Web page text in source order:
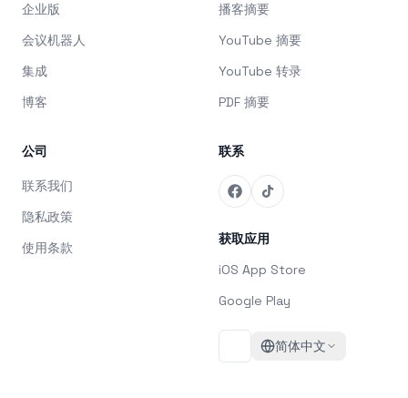
企业版
会议机器人
集成
博客
播客摘要
YouTube 摘要
YouTube 转录
PDF 摘要
公司
联系我们
隐私政策
使用条款
联系
获取应用
iOS App Store
Google Play
简体中文